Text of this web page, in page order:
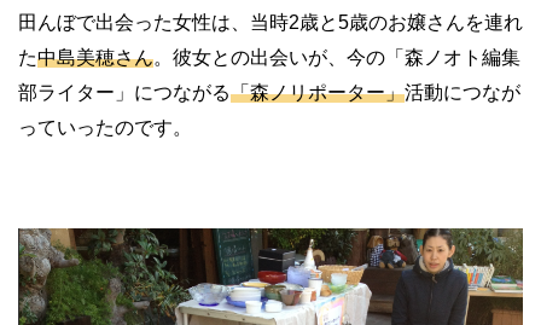
田んぼで出会った女性は、当時2歳と5歳のお嬢さんを連れ
た中島美穂さん。彼女との出会いが、今の「森ノオト編集
部ライター」につながる「森ノリポーター」活動につなが
っていったのです。